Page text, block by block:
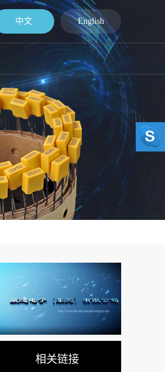
中文 English
相关链接